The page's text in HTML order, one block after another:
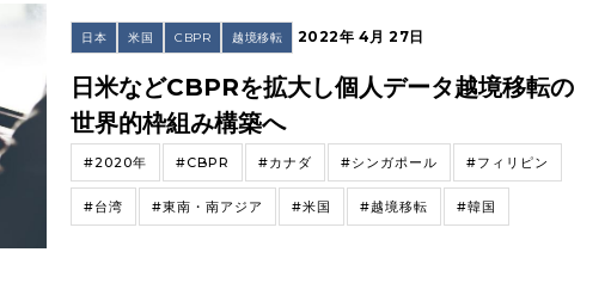
日本 米国 CBPR 越境移転 2022年 4月 27日
日米などCBPRを拡大し個人データ越境移転の
世界的枠組み構築へ
#2020年 #CBPR #カナダ #シンガポール #フィリピン
#台湾 #東南・南アジア #米国 #越境移転 #韓国